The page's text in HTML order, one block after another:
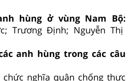
hùng ở vùng Nam Bộ:
Trương Định; Nguyễn Thị
anh hùng trong các câu
chức nghĩa quân chống thực